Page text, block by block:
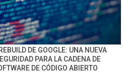
DE GOOGLE: UNA NUEVA
PARA LA CADENA DE
DE CÓDIGO ABIERTO